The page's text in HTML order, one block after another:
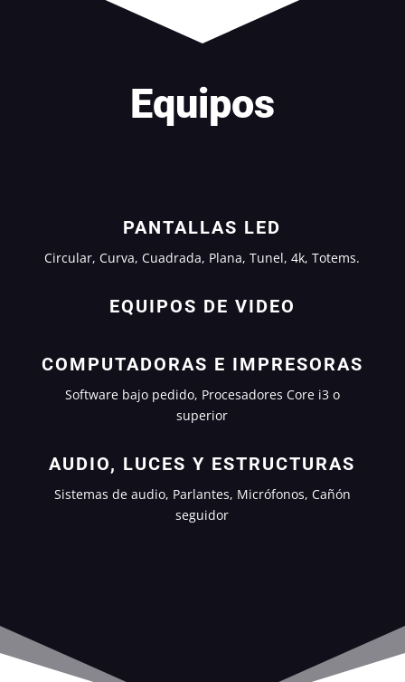
Equipos
PANTALLAS LED
Circular, Curva, Cuadrada, Plana, Tunel, 4k, Totems.
EQUIPOS DE VIDEO
COMPUTADORAS E IMPRESORAS
Software bajo pedido, Procesadores Core i3 o
superior
AUDIO, LUCES Y ESTRUCTURAS
Sistemas de audio, Parlantes, Micrófonos, Cañón
seguidor